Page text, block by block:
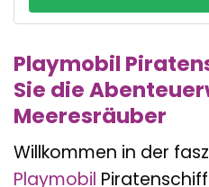
Playmobil
Sie die
Meeresräuber
Willkommen in der
Playmobil